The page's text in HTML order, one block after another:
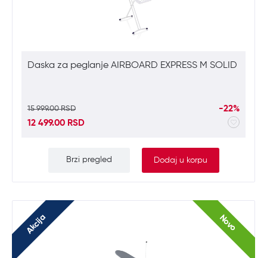
Brzi pregled Dodaj u korpu
Daska za peglanje AIRBOARD EXPRESS M SOLID
15 999.00 RSD
-22%
12 499.00 RSD
Akcija Novo